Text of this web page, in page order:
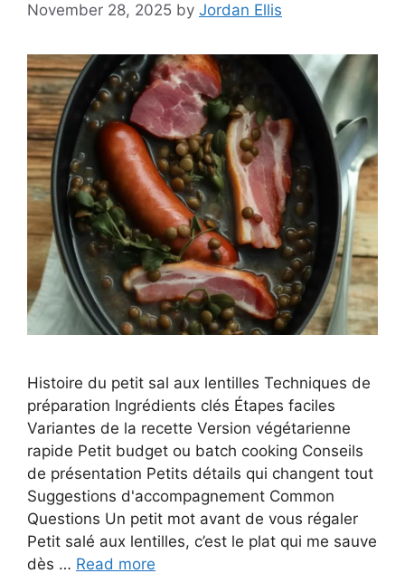
November 28, 2025 by Jordan Ellis
Histoire du petit sal aux lentilles Techniques de
préparation Ingrédients clés Étapes faciles
Variantes de la recette Version végétarienne
rapide Petit budget ou batch cooking Conseils
de présentation Petits détails qui changent tout
Suggestions d'accompagnement Common
Questions Un petit mot avant de vous régaler
Petit salé aux lentilles, c’est le plat qui me sauve
dès … Read more